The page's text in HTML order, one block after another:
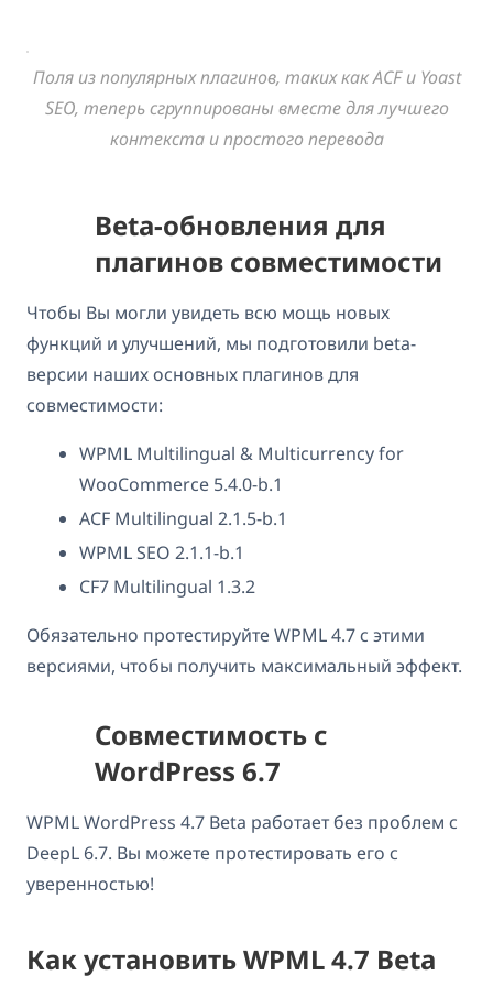
Поля из популярных плагинов, таких как ACF и Yoast
SEO, теперь сгруппированы вместе для лучшего
контекста и простого перевода
Beta-обновления для
плагинов совместимости
Чтобы Вы могли увидеть всю мощь новых
функций и улучшений, мы подготовили beta-
версии наших основных плагинов для
совместимости:
WPML Multilingual & Multicurrency for
WooCommerce 5.4.0-b.1
ACF Multilingual 2.1.5-b.1
WPML SEO 2.1.1-b.1
CF7 Multilingual 1.3.2
Обязательно протестируйте WPML 4.7 с этими
версиями, чтобы получить максимальный эффект.
Совместимость с
WordPress 6.7
WPML WordPress 4.7 Beta работает без проблем с
DeepL 6.7. Вы можете протестировать его с
уверенностью!
Как установить WPML 4.7 Beta